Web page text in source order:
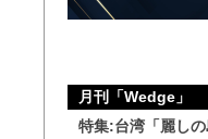
月刊「Wedge」
特集:台湾「麗し